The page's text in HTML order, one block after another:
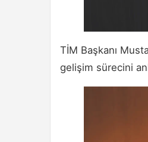
TİM Başkanı
gelişim sürecini